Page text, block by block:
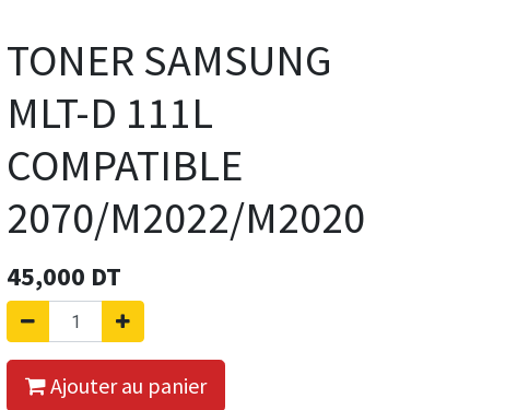
TONER SAMSUNG
MLT-D 111L
COMPATIBLE
2070/M2022/M2020
45,000 DT
Ajouter au panier